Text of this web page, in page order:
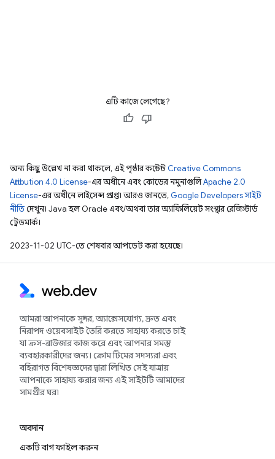
এটি কাজে লেগেছে?
অন্য কিছু উল্লেখ না করা থাকলে, এই পৃষ্ঠার কন্টেন্ট Creative Commons
Attribution 4.0 License-এর অধীনে এবং কোডের নমুনাগুলিApache 2.0
License-এর অধীনে লাইসেন্স প্রাপ্ত। আরও জানতে, Google Developers সাইট
নীতিদেখুন। Java হল Oracle এবং/অথবা তার অ্যাফিলিয়েট সংস্থার রেজিস্টার্ড
ট্রেডমার্ক।
2023-11-02 UTC-তে শেষবার আপডেট করা হয়েছে।
আমরা আপনাকে সুন্দর, অ্যাক্সেসযোগ্য, দ্রুত এবং
নিরাপদ ওয়েবসাইট তৈরি করতে সাহায্য করতে চাই
যা ক্রস-ব্রাউজার কাজ করে এবং আপনার সমস্ত
ব্যবহারকারীদের জন্য। ক্রোম টিমের সদস্যরা এবং
বহিরাগত বিশেষজ্ঞদের দ্বারা লিখিত সেই যাত্রায়
আপনাকে সাহায্য করার জন্য এই সাইটটি আমাদের
সামগ্রীর ঘর৷
অবদান
একটি বাগ ফাইল করুন